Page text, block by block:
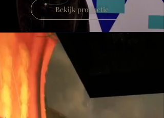
Bekijk productie